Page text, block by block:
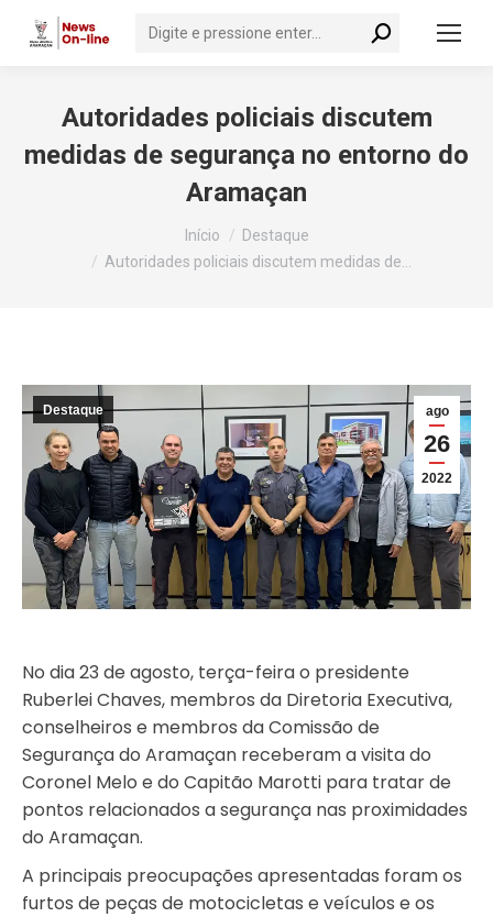
Search:
Autoridades policiais discutem
medidas de segurança no entorno do
Aramaçan
Início
Destaque
Autoridades policiais discutem medidas de…
ago
26
2022
Destaque
No dia 23 de agosto, terça-feira o presidente
Ruberlei Chaves, membros da Diretoria Executiva,
conselheiros e membros da Comissão de
Segurança do Aramaçan receberam a visita do
Coronel Melo e do Capitão Marotti para tratar de
pontos relacionados a segurança nas proximidades
do Aramaçan.
A principais preocupações apresentadas foram os
furtos de peças de motocicletas e veículos e os